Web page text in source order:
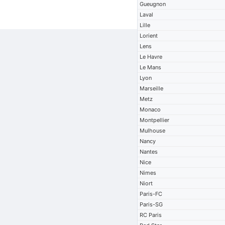
Gueugnon
Laval
Lille
Lorient
Lens
Le Havre
Le Mans
Lyon
Marseille
Metz
Monaco
Montpellier
Mulhouse
Nancy
Nantes
Nice
Nimes
Niort
Paris-FC
Paris-SG
RC Paris